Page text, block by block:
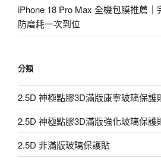
iPhone 18 Pro Max 全機包膜推薦｜
防磨耗一次到位
分類
2.5D 神極點膠3D滿版康寧玻璃保護
2.5D 神極點膠3D滿版強化玻璃保護
2.5D 非滿版玻璃保護貼